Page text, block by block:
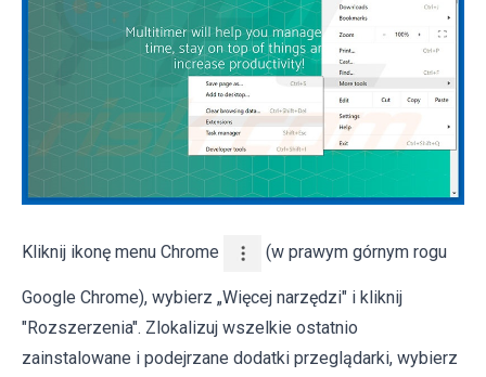
Kliknij ikonę menu Chrome (w prawym górnym rogu
Google Chrome), wybierz „Więcej narzędzi" i kliknij
"Rozszerzenia". Zlokalizuj wszelkie ostatnio
zainstalowane i podejrzane dodatki przeglądarki, wybierz